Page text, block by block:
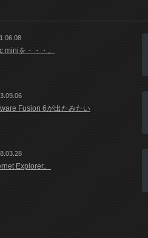
miniを・・・。
Fusion 6が出たみたい
Explorer。